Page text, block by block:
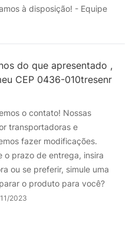
à disposição! - Equipe
do que apresentado ,
CEP 0436-010tresenr
o contato! Nossas
transportadoras e
fazer modificações.
o prazo de entrega, insira
ou se preferir, simule uma
o produto para você?
2023